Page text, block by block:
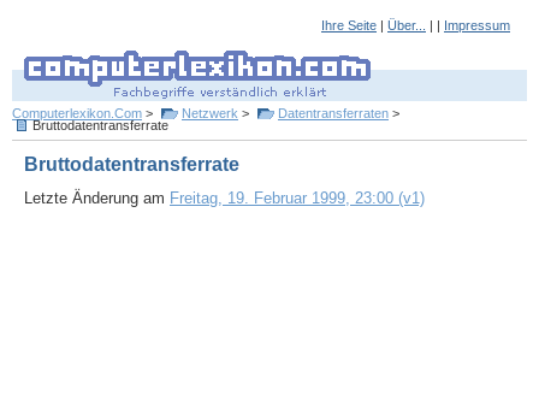
Ihre Seite | Über... | | Impressum
Computerlexikon.Com > Netzwerk > Datentransferraten >
Bruttodatentransferrate
Bruttodatentransferrate
Letzte Änderung am Freitag, 19. Februar 1999, 23:00 (v1)